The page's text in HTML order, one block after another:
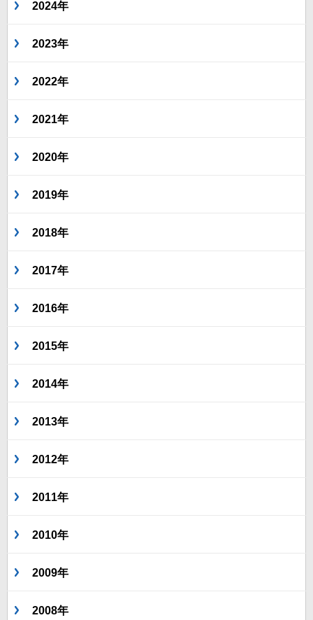
2024年
2023年
2022年
2021年
2020年
2019年
2018年
2017年
2016年
2015年
2014年
2013年
2012年
2011年
2010年
2009年
2008年